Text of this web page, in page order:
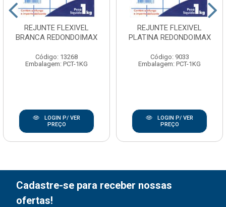
REJUNTE FLEXIVEL
BRANCA REDONDOIMAX
Código: 13268
Embalagem: PCT-1KG
LOGIN P/ VER
PREÇO
REJUNTE FLEXIVEL
PLATINA REDONDOIMAX
Código: 9033
Embalagem: PCT-1KG
LOGIN P/ VER
PREÇO
Cadastre-se para receber nossas
ofertas!